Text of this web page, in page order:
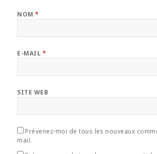
NOM*
E-MAIL *
SITE WEB
Prévenez-moi de tous les nouveaux
mail.